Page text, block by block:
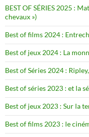
BEST OF SÉRIES 2025 :
chevaux »)
Best of films 2024 :
Best of jeux 2024 : La
Best of Séries 2024 :
Best of séries 2023 : et la
Best of jeux 2023 : Sur la
Best of films 2023 : le